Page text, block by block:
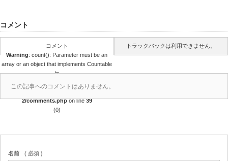
コメント
コメント
Warning: count(): Parameter must be an
array or an object that implements Countable
in
/home/r4688280/public_html/takedataro.c
om/wp-content/themes/amore_tcd028-
2/comments.phpon line39
(0)
トラックバックは利用できません。
この記事へのコメントはありません。
名前 ( 必須 )